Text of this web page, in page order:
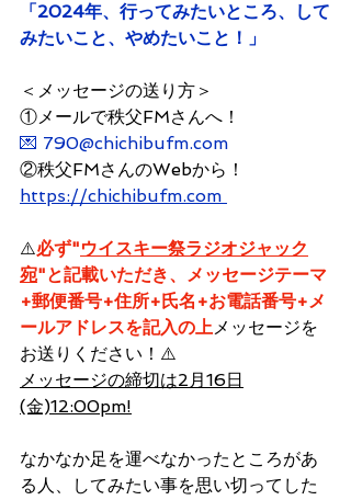
「2024年、行ってみたいところ、して
みたいこと、やめたいこと！」
＜メッセージの送り方＞
①メールで秩父FMさんへ！
💌 790@chichibufm.com
②秩父FMさんのWebから！
https://chichibufm.com
⚠️必ず"ウイスキー祭ラジオジャック
宛"と記載いただき、メッセージテーマ
+郵便番号+住所+氏名+お電話番号+メ
ールアドレスを記入の上メッセージを
お送りください！⚠️
メッセージの締切は2月16日
(金)12:00pm!
なかなか足を運べなかったところがあ
る人、してみたい事を思い切ってした